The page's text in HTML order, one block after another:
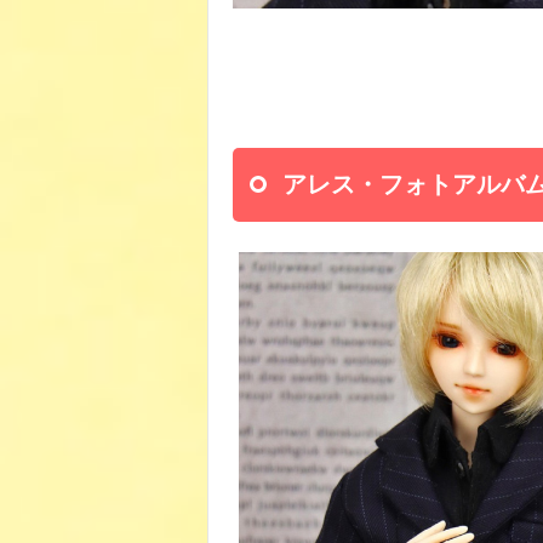
アレス・フォトアルバ